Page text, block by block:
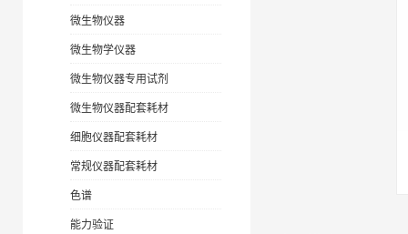
微生物仪器
微生物学仪器
微生物仪器专用试剂
微生物仪器配套耗材
细胞仪器配套耗材
常规仪器配套耗材
色谱
能力验证